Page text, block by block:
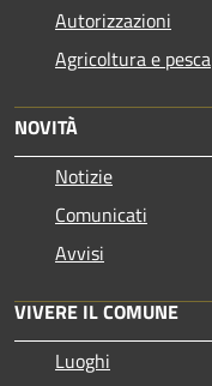
Autorizzazioni
Agricoltura e pesca
NOVITÀ
Notizie
Comunicati
Avvisi
VIVERE IL COMUNE
Luoghi